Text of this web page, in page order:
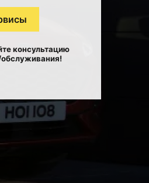
консультацию